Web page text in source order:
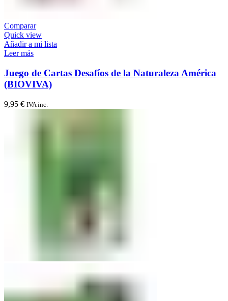
Comparar
Quick view
Añadir a mi lista
Leer más
Juego de Cartas Desafíos de la Naturaleza América
(BIOVIVA)
9,95 € IVA inc.